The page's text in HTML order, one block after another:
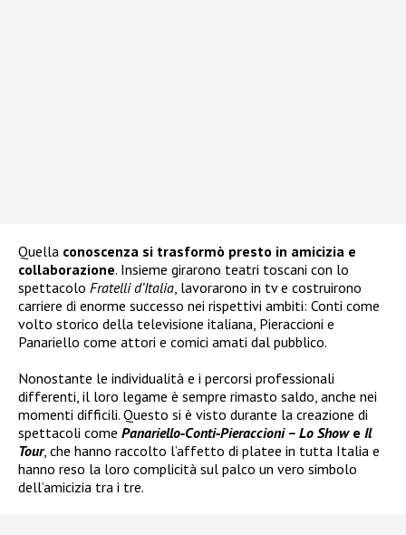
Quella conoscenza si trasformò presto in amicizia e
collaborazione. Insieme girarono teatri toscani con lo
spettacolo Fratelli d’Italia , lavorarono in tv e costruirono
carriere di enorme successo nei rispettivi ambiti: Conti come
volto storico della televisione italiana, Pieraccioni e
Panariello come attori e comici amati dal pubblico.
Nonostante le individualità e i percorsi professionali
differenti, il loro legame è sempre rimasto saldo, anche nei
momenti difficili. Questo si è visto durante la creazione di
spettacoli come Panariello‑Conti‑Pieraccioni – Lo Showe Il
Tour, che hanno raccolto l’affetto di platee in tutta Italia e
hanno reso la loro complicità sul palco un vero simbolo
dell’amicizia tra i tre.